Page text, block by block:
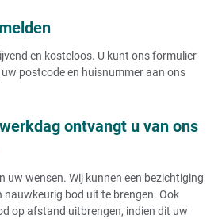
en kosteloos. U kunt ons formulier
uw postcode en huisnummer aan ons
ontvangt u van ons
uw wensen. Wij kunnen een bezichtiging
nauwkeurig bod uit te brengen. Ook
op afstand uitbrengen, indien dit uw